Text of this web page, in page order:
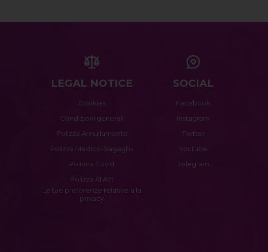
LEGAL NOTICE
Cookies
Condizioni generali
Polizza Annullamento
Polizza Medico-Bagaglio
Politica Covid
Polizza AI Act
Le tue preferenze relative alla
privacy
SOCIAL
Facebook
Instagram
Twitter
Youtube
Telegram